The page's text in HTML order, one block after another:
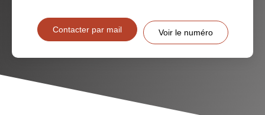
Contacter par mail Voir le numéro